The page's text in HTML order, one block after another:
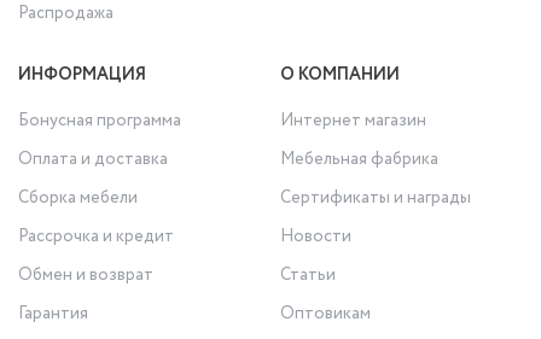
Распродажа
ИНФОРМАЦИЯ
Бонусная программа
Оплата и доставка
Сборка мебели
Рассрочка и кредит
Обмен и возврат
Гарантия
О КОМПАНИИ
Интернет магазин
Мебельная фабрика
Сертификаты и награды
Новости
Статьи
Оптовикам